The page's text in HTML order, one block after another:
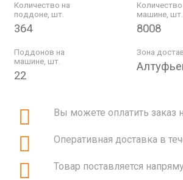
Количество на
поддоне, шт.
364
Количество
машине, шт.
8008
Поддонов на
машине, шт.
22
Зона
Вы можете оплатить заказ
Оперативная доставка в
Товар поставляется